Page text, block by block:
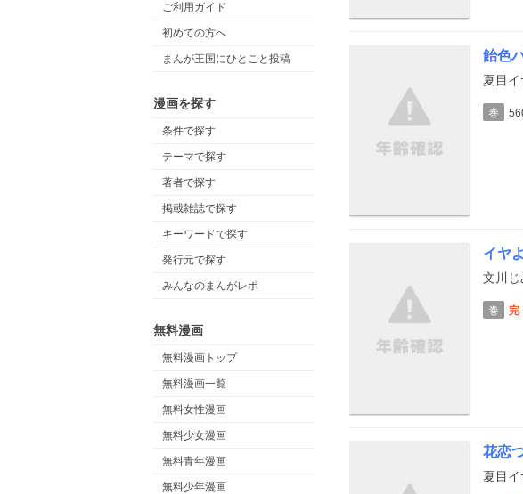
ご利用ガイド
初めての方へ
まんが王国にひとこと投稿
漫画を探す
条件で探す
テーマで探す
著者で探す
掲載雑誌で探す
キーワードで探す
発行元で探す
みんなのまんがレポ
無料漫画
無料漫画トップ
無料漫画一覧
無料女性漫画
無料少女漫画
無料青年漫画
無料少年漫画
飴色
夏目イ
巻
イヤ
文川じ
巻 完
花恋
夏目イ